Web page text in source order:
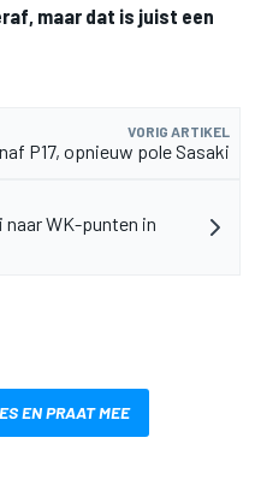
maar dat is juist een
VORIG ARTIKEL
P17, opnieuw pole Sasaki
WK-punten in
EN PRAAT MEE